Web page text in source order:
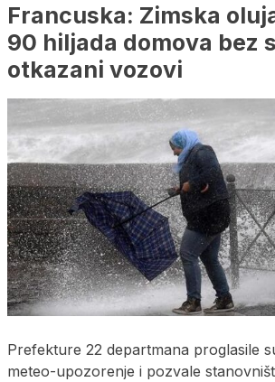
Francuska: Zimska
90 hiljada domova bez
otkazani vozovi
Prefekture 22 departmana proglasile
meteo-upozorenje i pozvale